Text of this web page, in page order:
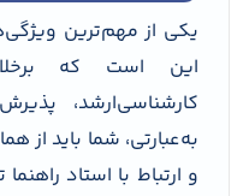
یکی از مهم‌ترین
این است که
کارشناسی‌ارشد،
به‌عبارتی، شما باید از
و ارتباط با استاد